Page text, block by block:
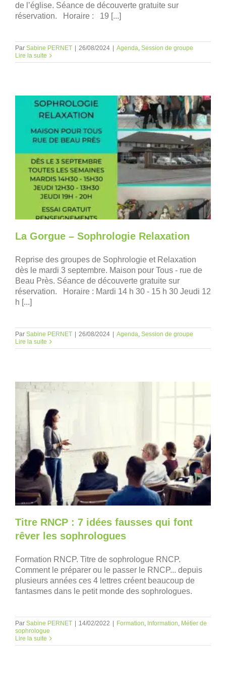
de l’église. Séance de découverte gratuite sur
réservation. Horaire : 19 [...]
Par Sabine PERNET | 26/08/2024 | Agenda Session de groupe
Lire la suite
La Gorgue – Sophrologie Relaxation
Reprise des groupes de Sophrologie et Relaxation
dès le mardi 3 septembre. Maison pour Tous - rue de
Beau Près. Séance de découverte gratuite sur
réservation. Horaire : Mardi 14 h 30 - 15 h 30 Jeudi 12
h [...]
Par Sabine PERNET | 26/08/2024 | Agenda Session de groupe
Lire la suite
Titre RNCP : 7 idées fausses qui font
rêver les sophrologues
Formation RNCP. Titre de sophrologue RNCP.
Comment le préparer ou le passer le RNCP... depuis
plusieurs années ces 4 lettres créent beaucoup de
fantasmes dans le petit monde des sophrologues.
Par Sabine PERNET | 14/02/2022 | Formation Information Métier de
sophrologue
Lire la suite